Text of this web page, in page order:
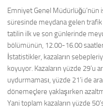
Emniyet Genel
süresinde meydana gelen trafik
tatilin ilk ve son günlerinde
bölümünün, 12.00-16.00
İstatistikler, kazaların
koyuyor. Kazaların yüzde 29’u
uydurmaması, yüzde 21’i de
dönemeçlere yaklaşırken
Yani toplam kazaların yüzde